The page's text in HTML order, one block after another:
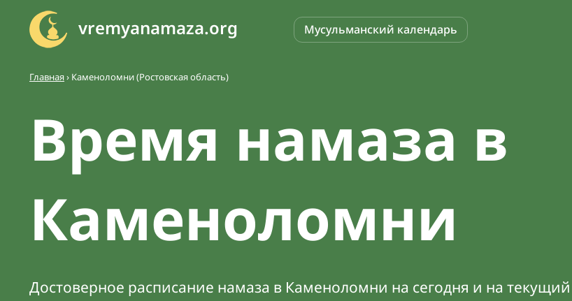
vremyanamaza.org Мусульманский календарь
Главная› Каменоломни (Ростовская область)
Время намаза в
Каменоломни
Достоверное расписание намаза в Каменоломни на сегодня и на